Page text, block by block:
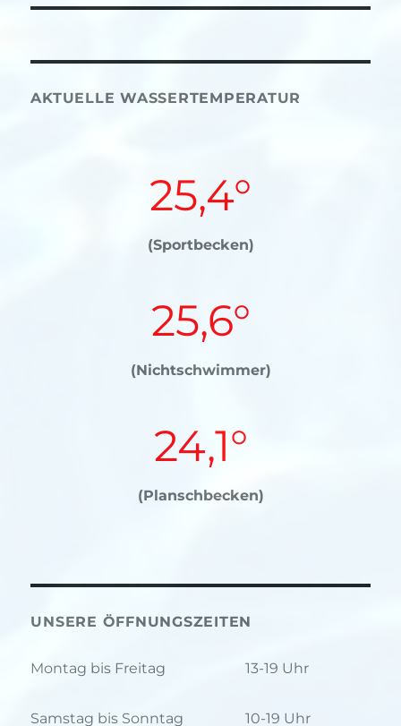
AKTUELLE WASSERTEMPERATUR
25,4°
(Sportbecken)
25,6°
(Nichtschwimmer)
24,1°
(Planschbecken)
UNSERE ÖFFNUNGSZEITEN
Montag bis Freitag 13-19 Uhr
Samstag bis Sonntag 10-19 Uhr